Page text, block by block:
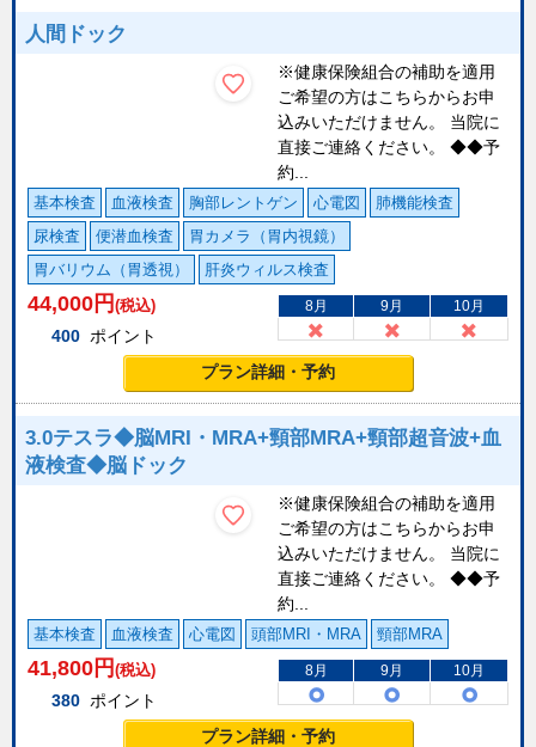
人間ドック
※健康保険組合の補助を適用
ご希望の方はこちらからお申
込みいただけません。 当院に
直接ご連絡ください。 ◆◆予
約...
基本検査 血液検査 胸部レントゲン 心電図
肺機能検査
尿検査
便潜血検査
胃カメラ（胃内視鏡）
胃バリウム（胃透視）
肝炎ウィルス検査
44,000 円 (税込)
400 ポイント
8月 9月 10月
プラン詳細・予約
3.0テスラ◆脳MRI・MRA+頸部MRA+頸部超音波+血
液検査◆脳ドック
※健康保険組合の補助を適用
ご希望の方はこちらからお申
込みいただけません。 当院に
直接ご連絡ください。 ◆◆予
約...
基本検査 血液検査 心電図 頭部MRI・MRA 頸部MRA
41,800 円 (税込)
380 ポイント
8月 9月 10月
プラン詳細・予約